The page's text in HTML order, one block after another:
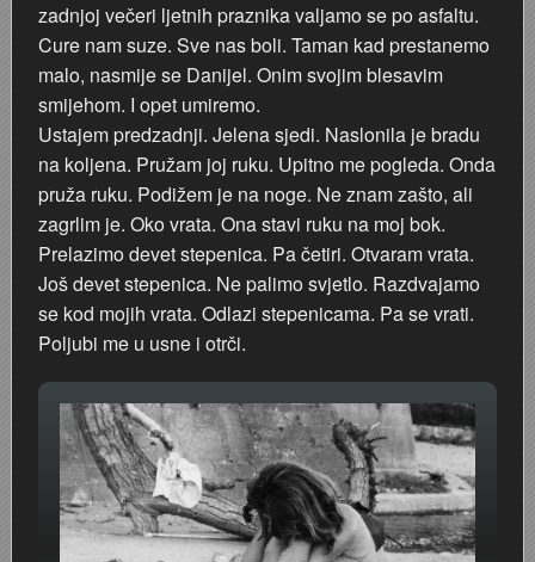
zadnjoj večeri ljetnih praznika valjamo se po asfaltu.
Cure nam suze. Sve nas boli. Taman kad prestanemo
malo, nasmije se Danijel. Onim svojim blesavim
smijehom. I opet umiremo.
Ustajem predzadnji. Jelena sjedi. Naslonila je bradu
na koljena. Pružam joj ruku. Upitno me pogleda. Onda
pruža ruku. Podižem je na noge. Ne znam zašto, ali
zagrlim je. Oko vrata. Ona stavi ruku na moj bok.
Prelazimo devet stepenica. Pa četiri. Otvaram vrata.
Još devet stepenica. Ne palimo svjetlo. Razdvajamo
se kod mojih vrata. Odlazi stepenicama. Pa se vrati.
Poljubi me u usne i otrči.